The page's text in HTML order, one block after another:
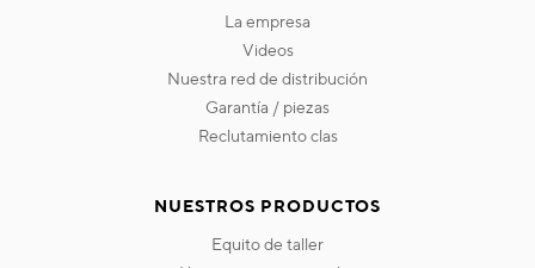
la empresa
videos
nuestra red de distribución
garantía / piezas
reclutamiento clas
NUESTROS PRODUCTOS
equito de taller